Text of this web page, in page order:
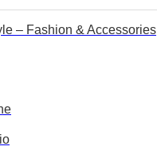
– Fashion & Accessories